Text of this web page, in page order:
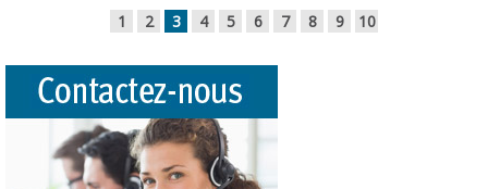
1 2 3 4 5 6 7 8 9 10